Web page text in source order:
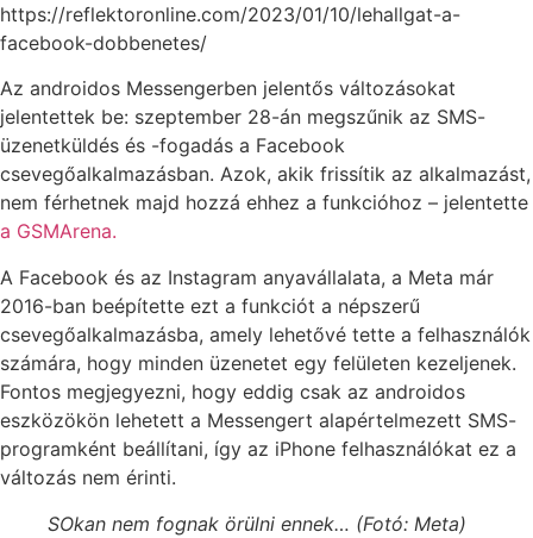
https://reflektoronline.com/2023/01/10/lehallgat-a-
facebook-dobbenetes/
Az androidos Messengerben jelentős változásokat
jelentettek be: szeptember 28-án megszűnik az SMS-
üzenetküldés és -fogadás a Facebook
csevegőalkalmazásban. Azok, akik frissítik az alkalmazást,
nem férhetnek majd hozzá ehhez a funkcióhoz – jelentette
a GSMArena.
A Facebook és az Instagram anyavállalata, a Meta már
2016-ban beépítette ezt a funkciót a népszerű
csevegőalkalmazásba, amely lehetővé tette a felhasználók
számára, hogy minden üzenetet egy felületen kezeljenek.
Fontos megjegyezni, hogy eddig csak az androidos
eszközökön lehetett a Messengert alapértelmezett SMS-
programként beállítani, így az iPhone felhasználókat ez a
változás nem érinti.
SOkan nem fognak örülni ennek… (Fotó: Meta)